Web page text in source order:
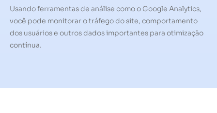
Usando ferramentas de análise como o Google Analytics,
você pode monitorar o tráfego do site, comportamento
dos usuários e outros dados importantes para otimização
contínua.